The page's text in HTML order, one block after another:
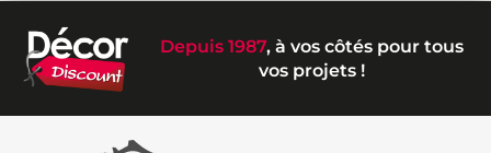
Depuis 1987, à vos côtés pour tous
vos projets !